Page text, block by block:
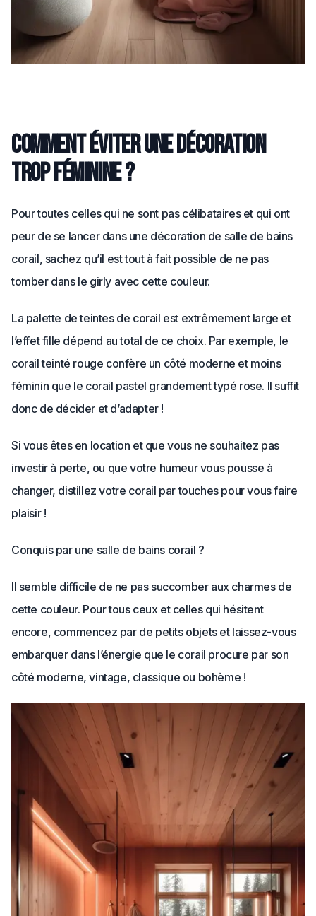
Comment éviter une décoration
trop féminine ?
Pour toutes celles qui ne sont pas célibataires et qui ont
peur de se lancer dans une décoration de salle de bains
corail, sachez qu’il est tout à fait possible de ne pas
tomber dans le girly avec cette couleur.
La palette de teintes de corail est extrêmement large et
l’effet fille dépend au total de ce choix. Par exemple, le
corail teinté rouge confère un côté moderne et moins
féminin que le corail pastel grandement typé rose. Il suffit
donc de décider et d’adapter !
Si vous êtes en location et que vous ne souhaitez pas
investir à perte, ou que votre humeur vous pousse à
changer, distillez votre corail par touches pour vous faire
plaisir !
Conquis par une salle de bains corail ?
Il semble difficile de ne pas succomber aux charmes de
cette couleur. Pour tous ceux et celles qui hésitent
encore, commencez par de petits objets et laissez-vous
embarquer dans l’énergie que le corail procure par son
côté moderne, vintage, classique ou bohème !